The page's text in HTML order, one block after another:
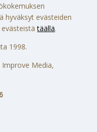
hyväksyt evästeiden
evästeistätäällä.
1998.
Improve Media,